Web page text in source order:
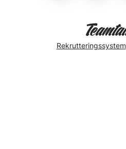
Rekrutteringssystem